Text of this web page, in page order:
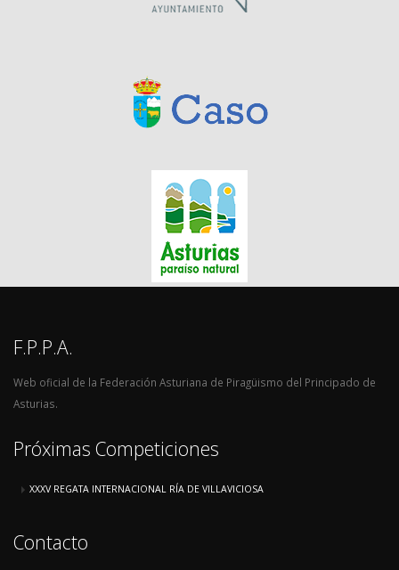
F.P.P.A.
Web oficial de la Federación Asturiana de Piragüismo del Principado de
Asturias.
Próximas Competiciones
XXXV REGATA INTERNACIONAL RÍA DE VILLAVICIOSA
Contacto